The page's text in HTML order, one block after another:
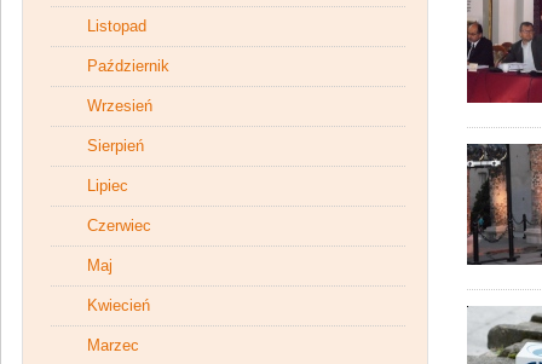
Listopad
Październik
Wrzesień
Sierpień
Lipiec
Czerwiec
Maj
Kwiecień
Marzec